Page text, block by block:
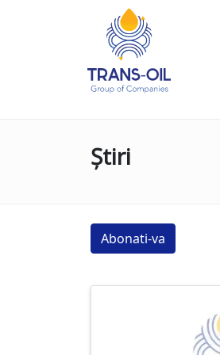
Știri
Abonati-va